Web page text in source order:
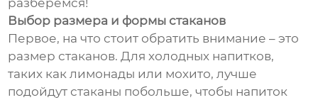
разберёмся!
Выбор размера и формы стаканов
Первое, на что стоит обратить внимание – это
размер стаканов. Для холодных напитков,
таких как лимонады или мохито, лучше
подойдут стаканы побольше, чтобы напиток